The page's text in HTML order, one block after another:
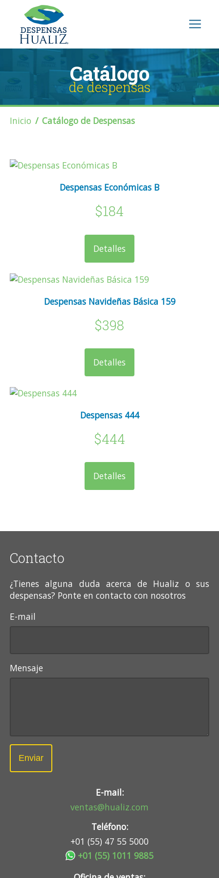
Catálogo
de despensas
Inicio Catálogo de Despensas
Despensas Económicas B
$184
Detalles
Despensas Navideñas Básica 159
$398
Detalles
Despensas 444
$444
Detalles
Contacto
¿Tienes alguna duda acerca de Hualiz o sus
despensas? Ponte en contacto con nosotros
E-mail
Mensaje
Enviar
E-mail:
ventas@hualiz.com
Teléfono:
+01 (55) 47 55 5000
+01 (55) 1011 9885